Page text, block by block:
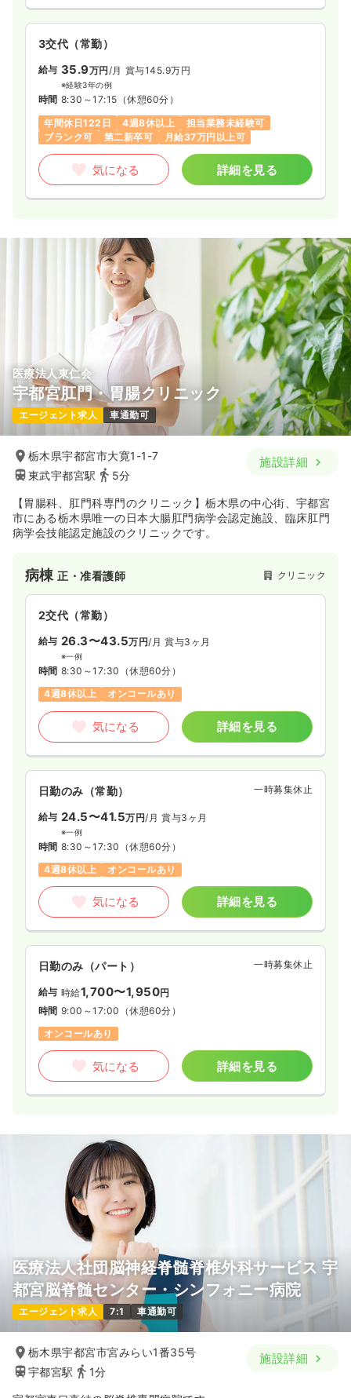
3交代（常勤）
給与 35.9万円/月 賞与145.9万円
※経験3年の例
時間 8:30～17:15 （休憩60分）
年間休日122日
4週8休以上
担当業務未経験可
ブランク可
第二新卒可 月給37万円以上可
気になる 詳細を見る
医療法人東仁会
宇都宮肛門・胃腸クリニック
エージェント求人 車通勤可
栃木県宇都宮市大寛1-1-7
東武宇都宮駅
5分
施設詳細
【胃腸科、肛門科専門のクリニック】栃木県の中心街、宇都宮
市にある栃木県唯一の日本大腸肛門病学会認定施設、臨床肛門
病学会技能認定施設のクリニックです。
病棟正・准看護師 クリニック
2交代（常勤）
給与 26.3〜43.5万円/月 賞与3ヶ月
※一例
時間 8:30～17:30 （休憩60分）
4週8休以上
オンコールあり
気になる 詳細を見る
日勤のみ（常勤） 一時募集休止
給与 24.5〜41.5万円/月 賞与3ヶ月
※一例
時間 8:30～17:30 （休憩60分）
4週8休以上
オンコールあり
気になる 詳細を見る
日勤のみ（パート） 一時募集休止
給与 時給1,700〜1,950円
時間 9:00～17:00 （休憩60分）
オンコールあり
気になる 詳細を見る
医療法人社団脳神経脊髄脊椎外科サービス 宇
都宮脳脊髄センター・シンフォニー病院
エージェント求人 7:1 車通勤可
栃木県宇都宮市宮みらい1番35号
宇都宮駅
1分
施設詳細